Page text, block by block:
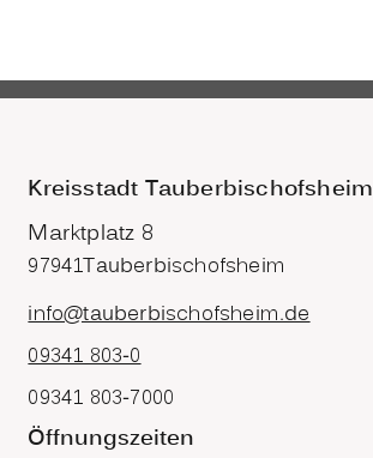
Kreisstadt Tauberbischofsheim
Marktplatz 8
97941Tauberbischofsheim
info@tauberbischofsheim.de
09341 803-0
09341 803-7000
Öffnungszeiten